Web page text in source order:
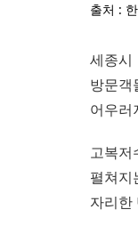
출처 :
세종
방문
어우러
고복
펼쳐
자리한